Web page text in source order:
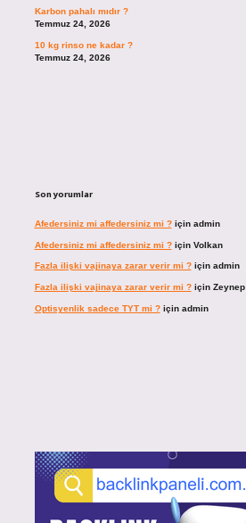
Karbon pahalı mıdır ?
Temmuz 24, 2026
10 kg rinso ne kadar ?
Temmuz 24, 2026
Son yorumlar
Afedersiniz mi affedersiniz mi ?için admin
Afedersiniz mi affedersiniz mi ?için Volkan
Fazla ilişki vajinaya zarar verir mi ?için admin
Fazla ilişki vajinaya zarar verir mi ?için Zeynep
Optisyenlik sadece TYT mi ?için admin